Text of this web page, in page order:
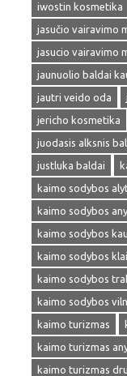
iwostin kosmetika
jasučio vairavimo
jasucio vairavimo
jaunuolio baldai
jautri veido oda
jericho kosmetika
juodasis alksnis
justluka baldai
kaimo sodybos
kaimo sodybos
kaimo sodybos
kaimo sodybos
kaimo sodybos
kaimo sodybos
kaimo turizmas
kaimo turizmas
kaimo turizmas